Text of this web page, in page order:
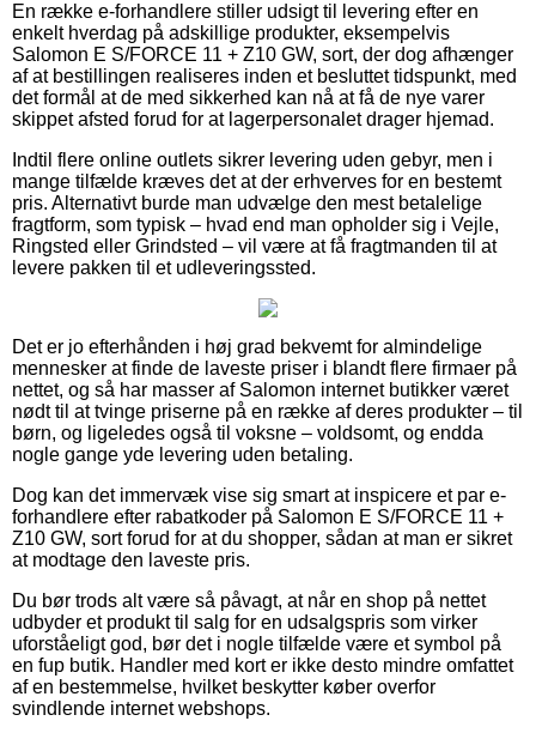
En række e-forhandlere stiller udsigt til levering efter en
enkelt hverdag på adskillige produkter, eksempelvis
Salomon E S/FORCE 11 + Z10 GW, sort, der dog afhænger
af at bestillingen realiseres inden et besluttet tidspunkt, med
det formål at de med sikkerhed kan nå at få de nye varer
skippet afsted forud for at lagerpersonalet drager hjemad.
Indtil flere online outlets sikrer levering uden gebyr, men i
mange tilfælde kræves det at der erhverves for en bestemt
pris. Alternativt burde man udvælge den mest betalelige
fragtform, som typisk – hvad end man opholder sig i Vejle,
Ringsted eller Grindsted – vil være at få fragtmanden til at
levere pakken til et udleveringssted.
Det er jo efterhånden i høj grad bekvemt for almindelige
mennesker at finde de laveste priser i blandt flere firmaer på
nettet, og så har masser af Salomon internet butikker været
nødt til at tvinge priserne på en række af deres produkter – til
børn, og ligeledes også til voksne – voldsomt, og endda
nogle gange yde levering uden betaling.
Dog kan det immervæk vise sig smart at inspicere et par e-
forhandlere efter rabatkoder på Salomon E S/FORCE 11 +
Z10 GW, sort forud for at du shopper, sådan at man er sikret
at modtage den laveste pris.
Du bør trods alt være så påvagt, at når en shop på nettet
udbyder et produkt til salg for en udsalgspris som virker
uforståeligt god, bør det i nogle tilfælde være et symbol på
en fup butik. Handler med kort er ikke desto mindre omfattet
af en bestemmelse, hvilket beskytter køber overfor
svindlende internet webshops.